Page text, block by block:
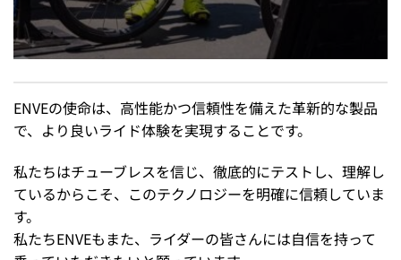
ENVEの使命は、高性能かつ信頼性を備えた革新的な製品
で、より良いライド体験を実現することです。
私たちはチューブレスを信じ、徹底的にテストし、理解し
ているからこそ、このテクノロジーを明確に信頼していま
す。
私たちENVEもまた、ライダーの皆さんには自信を持って